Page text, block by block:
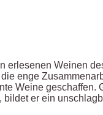
erlesenen Weinen
enge
Weine
er ein